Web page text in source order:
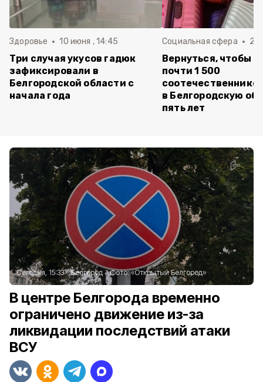
Здоровье 10 июня , 14:45
Три случая укусов гадюк
зафиксировали в
Белгородской области с
начала года
Социальная сфера 20
Вернуться, чтобы
почти 1 500
в Белгородскую
пять лет
Сегодня, 15:33 Белгород Фото:«Открытый Белгород»
В центре Белгорода временно
ограничено движение из-за
ликвидации последствий атаки
ВСУ